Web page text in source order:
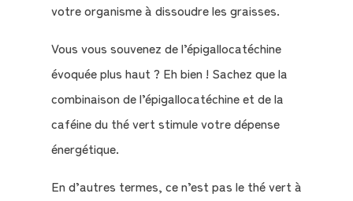
votre organisme à dissoudre les graisses.
Vous vous souvenez de l’épigallocatéchine
évoquée plus haut ? Eh bien ! Sachez que la
combinaison de l’épigallocatéchine et de la
caféine du thé vert stimule votre dépense
énergétique.
En d’autres termes, ce n’est pas le thé vert à